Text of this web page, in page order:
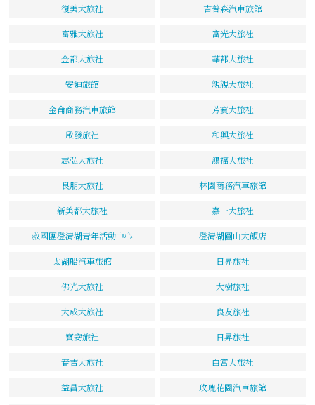
復美大旅社 吉普森汽車旅館
富雅大旅社 富光大旅社
金都大旅社 華都大旅社
安迪旅館 親親大旅社
金侖商務汽車旅館 芳賓大旅社
啟發旅社 和興大旅社
志弘大旅社 鴻福大旅社
良朋大旅社 林園商務汽車旅館
新美都大旅社 嘉一大旅社
救國團澄清湖青年活動中心 澄清湖圓山大飯店
太湖船汽車旅館 日昇旅社
佛光大旅社 大樹旅社
大成大旅社 良友旅社
寶安旅社 日昇旅社
春吉大旅社 白宮大旅社
益昌大旅社 玫瑰花園汽車旅館